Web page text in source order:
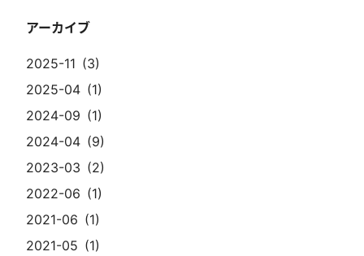
アーカイブ
2025-11
3
2025-04
1
2024-09
1
2024-04
9
2023-03
2
2022-06
1
2021-06
1
2021-05
1